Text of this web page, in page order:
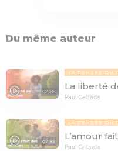
Du même auteur
07:28
LA PENSÉE DU
La liberté
Paul Calzada
07:38
LA PENSÉE DU
L’amour
Paul Calzada